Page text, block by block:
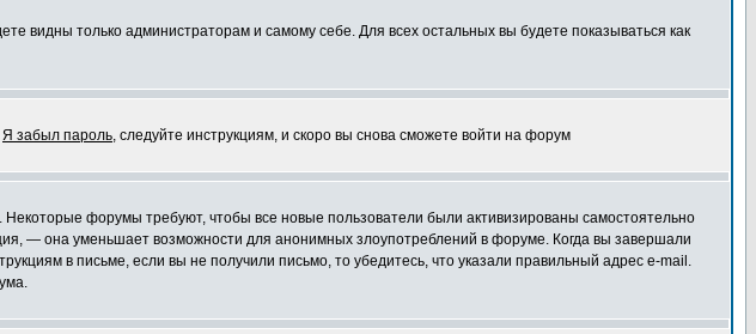
видны только администраторам и самому себе. Для всех остальных вы будете показываться как
Я забыл пароль, следуйте инструкциям, и скоро вы снова сможете войти на форум
форумы требуют, чтобы все новые пользователи были активизированы самостоятельно
— она уменьшает возможности для анонимных злоупотреблений в форуме. Когда вы завершали
в письме, если вы не получили письмо, то убедитесь, что указали правильный адрес e-mail.